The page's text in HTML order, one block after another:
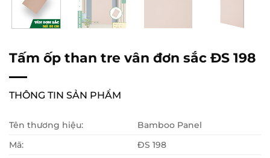
Tấm ốp than tre vân đơn sắc ĐS 198
THÔNG TIN SẢN PHẨM
Tên thương hiệu:
Bamboo Panel
Mã:
ĐS 198